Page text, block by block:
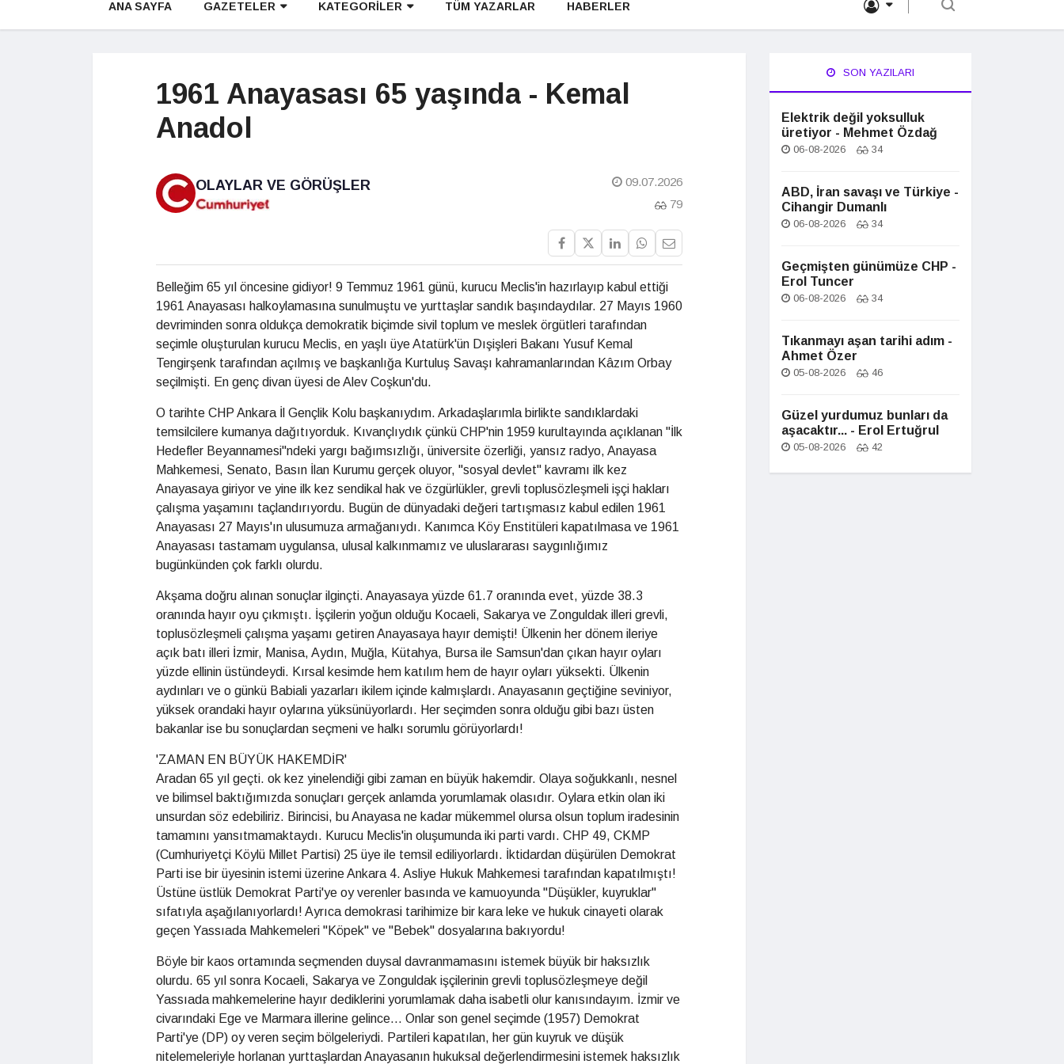
ANA SAYFA GAZETELER KATEGORİLER TÜM YAZARLAR HABERLER
1961 Anayasası 65 yaşında - Kemal
Anadol
OLAYLAR VE GÖRÜŞLER
09.07.2026
79
Belleğim 65 yıl öncesine gidiyor! 9 Temmuz 1961 günü, kurucu Meclis'in hazırlayıp kabul ettiği
1961 Anayasası halkoylamasına sunulmuştu ve yurttaşlar sandık başındaydılar. 27 Mayıs 1960
devriminden sonra oldukça demokratik biçimde sivil toplum ve meslek örgütleri tarafından
seçimle oluşturulan kurucu Meclis, en yaşlı üye Atatürk'ün Dışişleri Bakanı Yusuf Kemal
Tengirşenk tarafından açılmış ve başkanlığa Kurtuluş Savaşı kahramanlarından Kâzım Orbay
seçilmişti. En genç divan üyesi de Alev Coşkun'du.
O tarihte CHP Ankara İl Gençlik Kolu başkanıydım. Arkadaşlarımla birlikte sandıklardaki
temsilcilere kumanya dağıtıyorduk. Kıvançlıydık çünkü CHP'nin 1959 kurultayında açıklanan "İlk
Hedefler Beyannamesi"ndeki yargı bağımsızlığı, üniversite özerliği, yansız radyo, Anayasa
Mahkemesi, Senato, Basın İlan Kurumu gerçek oluyor, "sosyal devlet" kavramı ilk kez
Anayasaya giriyor ve yine ilk kez sendikal hak ve özgürlükler, grevli toplusözleşmeli işçi hakları
çalışma yaşamını taçlandırıyordu. Bugün de dünyadaki değeri tartışmasız kabul edilen 1961
Anayasası 27 Mayıs'ın ulusumuza armağanıydı. Kanımca Köy Enstitüleri kapatılmasa ve 1961
Anayasası tastamam uygulansa, ulusal kalkınmamız ve uluslararası saygınlığımız
bugünkünden çok farklı olurdu.
Akşama doğru alınan sonuçlar ilginçti. Anayasaya yüzde 61.7 oranında evet, yüzde 38.3
oranında hayır oyu çıkmıştı. İşçilerin yoğun olduğu Kocaeli, Sakarya ve Zonguldak illeri grevli,
toplusözleşmeli çalışma yaşamı getiren Anayasaya hayır demişti! Ülkenin her dönem ileriye
açık batı illeri İzmir, Manisa, Aydın, Muğla, Kütahya, Bursa ile Samsun'dan çıkan hayır oyları
yüzde ellinin üstündeydi. Kırsal kesimde hem katılım hem de hayır oyları yüksekti. Ülkenin
aydınları ve o günkü Babiali yazarları ikilem içinde kalmışlardı. Anayasanın geçtiğine seviniyor,
yüksek orandaki hayır oylarına yüksünüyorlardı. Her seçimden sonra olduğu gibi bazı üsten
bakanlar ise bu sonuçlardan seçmeni ve halkı sorumlu görüyorlardı!
'ZAMAN EN BÜYÜK HAKEMDİR'
Aradan 65 yıl geçti. ok kez yinelendiği gibi zaman en büyük hakemdir. Olaya soğukkanlı, nesnel
ve bilimsel baktığımızda sonuçları gerçek anlamda yorumlamak olasıdır. Oylara etkin olan iki
unsurdan söz edebiliriz. Birincisi, bu Anayasa ne kadar mükemmel olursa olsun toplum iradesinin
tamamını yansıtmamaktaydı. Kurucu Meclis'in oluşumunda iki parti vardı. CHP 49, CKMP
(Cumhuriyetçi Köylü Millet Partisi) 25 üye ile temsil ediliyorlardı. İktidardan düşürülen Demokrat
Parti ise bir üyesinin istemi üzerine Ankara 4. Asliye Hukuk Mahkemesi tarafından kapatılmıştı!
Üstüne üstlük Demokrat Parti'ye oy verenler basında ve kamuoyunda "Düşükler, kuyruklar"
sıfatıyla aşağılanıyorlardı! Ayrıca demokrasi tarihimize bir kara leke ve hukuk cinayeti olarak
geçen Yassıada Mahkemeleri "Köpek" ve "Bebek" dosyalarına bakıyordu!
Böyle bir kaos ortamında seçmenden duysal davranmamasını istemek büyük bir haksızlık
olurdu. 65 yıl sonra Kocaeli, Sakarya ve Zonguldak işçilerinin grevli toplusözleşmeye değil
Yassıada mahkemelerine hayır dediklerini yorumlamak daha isabetli olur kanısındayım. İzmir ve
civarındaki Ege ve Marmara illerine gelince... Onlar son genel seçimde (1957) Demokrat
Parti'ye (DP) oy veren seçim bölgeleriydi. Partileri kapatılan, her gün kuyruk ve düşük
nitelemeleriyle horlanan yurttaşlardan Anayasanın hukuksal değerlendirmesini istemek haksızlık
SON YAZILARI
Elektrik değil yoksulluk
üretiyor - Mehmet Özdağ
06-08-2026 34
ABD, İran savaşı ve Türkiye -
Cihangir Dumanlı
06-08-2026 34
Geçmişten günümüze CHP -
Erol Tuncer
06-08-2026 34
Tıkanmayı aşan tarihi adım -
Ahmet Özer
05-08-2026 46
Güzel yurdumuz bunları da
aşacaktır... - Erol Ertuğrul
05-08-2026 42